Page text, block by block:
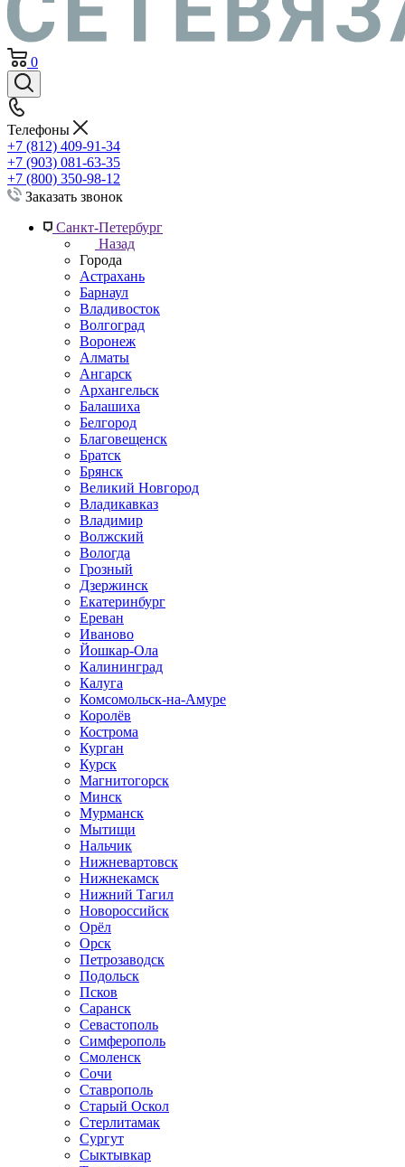
0
Телефоны
+7 (812) 409-91-34
+7 (903) 081-63-35
+7 (800) 350-98-12
Заказать звонок
Санкт-Петербург
Назад
Города
Астрахань
Барнаул
Владивосток
Волгоград
Воронеж
Алматы
Ангарск
Архангельск
Балашиха
Белгород
Благовещенск
Братск
Брянск
Великий Новгород
Владикавказ
Владимир
Волжский
Вологда
Грозный
Дзержинск
Екатеринбург
Ереван
Иваново
Йошкар-Ола
Калининград
Калуга
Комсомольск-на-Амуре
Королёв
Кострома
Курган
Курск
Магнитогорск
Минск
Мурманск
Мытищи
Нальчик
Нижневартовск
Нижнекамск
Нижний Тагил
Новороссийск
Орёл
Орск
Петрозаводск
Подольск
Псков
Саранск
Севастополь
Симферополь
Смоленск
Сочи
Ставрополь
Старый Оскол
Стерлитамак
Сургут
Сыктывкар